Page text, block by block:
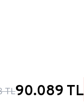
TL90.089 TL